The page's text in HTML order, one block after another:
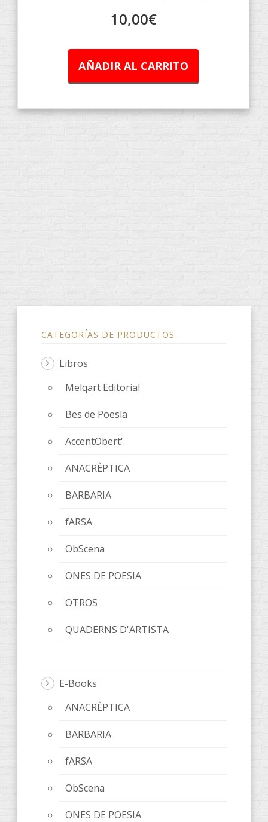
10,00€
AÑADIR AL CARRITO
CATEGORÍAS DE PRODUCTOS
Libros
Melqart Editorial
Bes de Poesía
AccentObert'
ANACRÈPTICA
BARBARIA
fARSA
ObScena
ONES DE POESIA
OTROS
QUADERNS D'ARTISTA
E-Books
ANACRÈPTICA
BARBARIA
fARSA
ObScena
ONES DE POESIA